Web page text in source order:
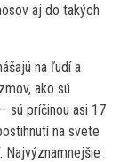
aj do takých
na ľudí a
ako sú
sú príčinou asi 17
na svete
Najvýznamnejšie